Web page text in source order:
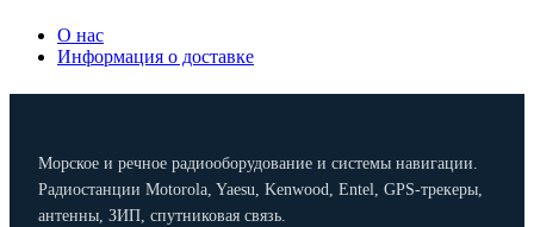
О нас
Информация о доставке
Морское и речное радиооборудование и системы навигации.
Радиостанции Motorola, Yaesu, Kenwood, Entel, GPS-трекеры,
антенны, ЗИП, спутниковая связь.